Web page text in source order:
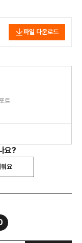
파일 다운로드
트
요?
요